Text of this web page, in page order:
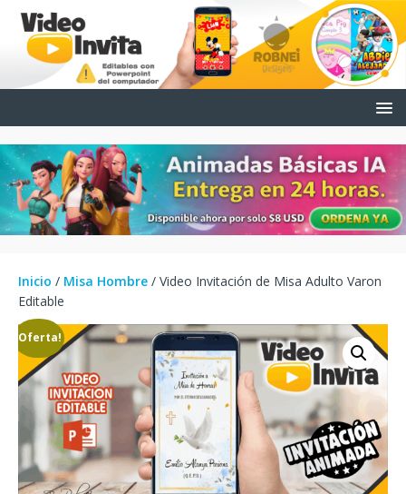
Inicio / Misa Hombre / Video Invitación de Misa Adulto Varon
Editable
¡Oferta!